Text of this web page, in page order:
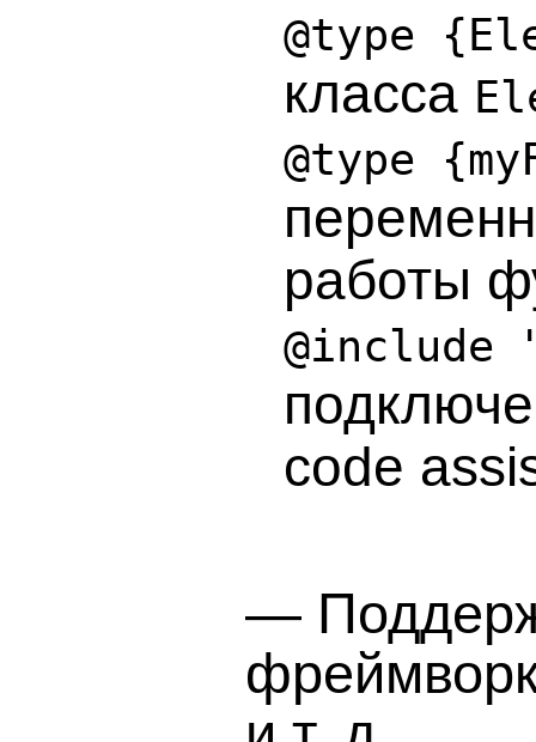
@type
класса
@type
работы
code
—